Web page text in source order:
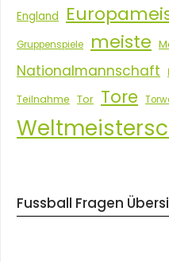
England
Gruppenspiele meiste
Nationalmannschaft
Teilnahme Tor Tore
Fussball Fragen